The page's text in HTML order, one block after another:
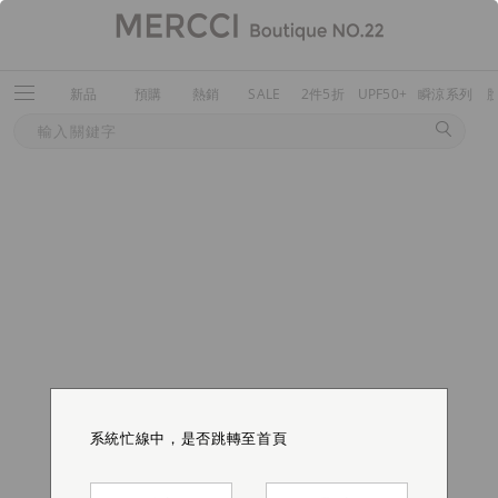
新品 預購 熱銷 SALE 2件5折 UPF50+ 瞬涼系列
系統忙線中，是否跳轉至首頁
系統忙線中，是否跳轉至首頁
系統忙線中，是否跳轉至首頁
系統忙線中，是否跳轉至首頁
系統忙線中，是否跳轉至首頁